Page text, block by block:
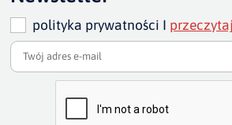
Dodaj opinię o produkcie
Twoja ocena
Bardzo dobry
Twoja opinia o produkcie
polityka prywatności I przeczytaj